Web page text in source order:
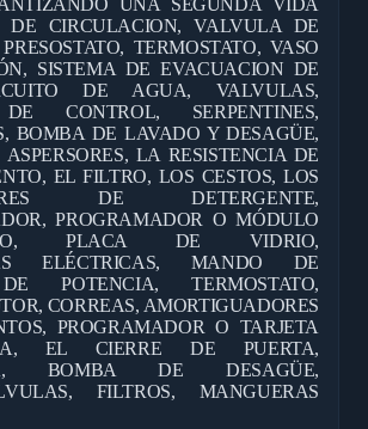
DE CIRCULACION, VALVULA DE
TERMOSTATO, VASO
SISTEMA DE EVACUACION DE
DE AGUA, VALVULAS,
DE CONTROL, SERPENTINES,
BOMBA DE LAVADO Y DESAGÜE,
LA RESISTENCIA DE
EL FILTRO, LOS CESTOS, LOS
DE DETERGENTE,
PROGRAMADOR O MÓDULO
PLACA DE VIDRIO,
ELÉCTRICAS, MANDO DE
POTENCIA, TERMOSTATO,
CORREAS, AMORTIGUADORES
PROGRAMADOR O TARJETA
EL CIERRE DE PUERTA,
BOMBA DE DESAGÜE,
FILTROS, MANGUERAS